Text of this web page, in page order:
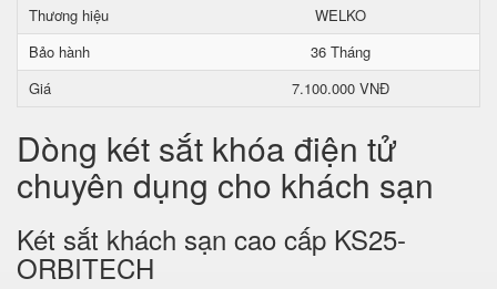
Thương hiệu
WELKO
Bảo hành
36 Tháng
Giá
7.100.000 VNĐ
Dòng két sắt khóa điện tử
chuyên dụng cho khách sạn
Két sắt khách sạn cao cấp KS25-
ORBITECH